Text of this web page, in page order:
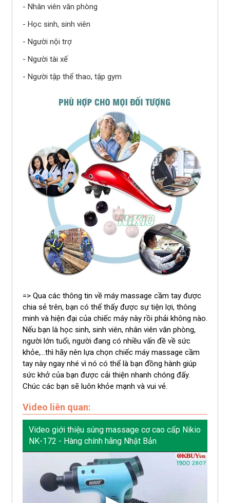
- Nhân viên văn phòng
- Học sinh, sinh viên
- Người nội trợ
- Người tài xế
- Người tập thể thao, tập gym
=> Qua các thông tin về máy massage cầm tay được
chia sẻ trên, bạn có thể thấy được sự tiện lợi, thông
minh và hiện đại của chiếc máy này rồi phải không nào.
Nếu bạn là học sinh, sinh viên, nhân viên văn phòng,
người lớn tuổi, người đang có nhiều vấn đề về sức
khỏe,...thì hãy nên lựa chọn chiếc máy massage cầm
tay này ngay nhé vì nó có thể là bạn đồng hành giúp
sức khở của bạn được cải thiện nhanh chóng đấy.
Chúc các bạn sẽ luôn khỏe mạnh và vui vẻ.
Video liên quan:
Video giới thiệu súng massage cơ cao cấp Nikio
NK-172 - Hàng chính hãng Nhật Bản